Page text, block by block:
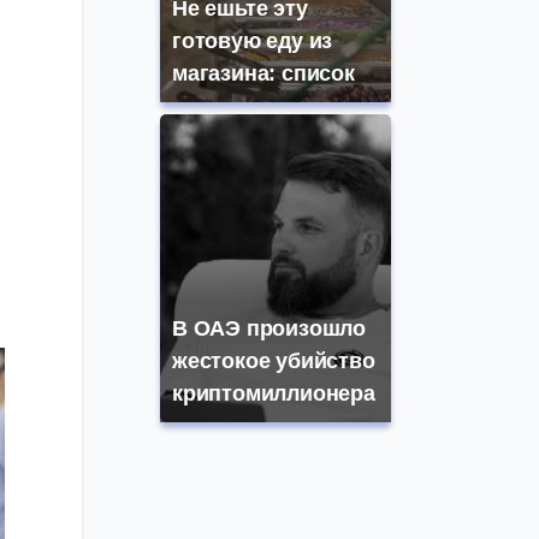
Не ешьте эту
готовую еду из
магазина: список
В ОАЭ произошло
жестокое убийство
криптомиллионера